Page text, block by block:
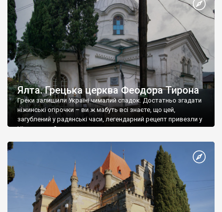
Ялта. Грецька церква Феодора Тирона
Греки залишили Україні чималий спадок. Достатньо згадати
ніжинські огірочки – ви ж мабуть всі знаєте, що цей,
загублений у радянські часи, легендарний рецепт привезли у
Ніжин греки?